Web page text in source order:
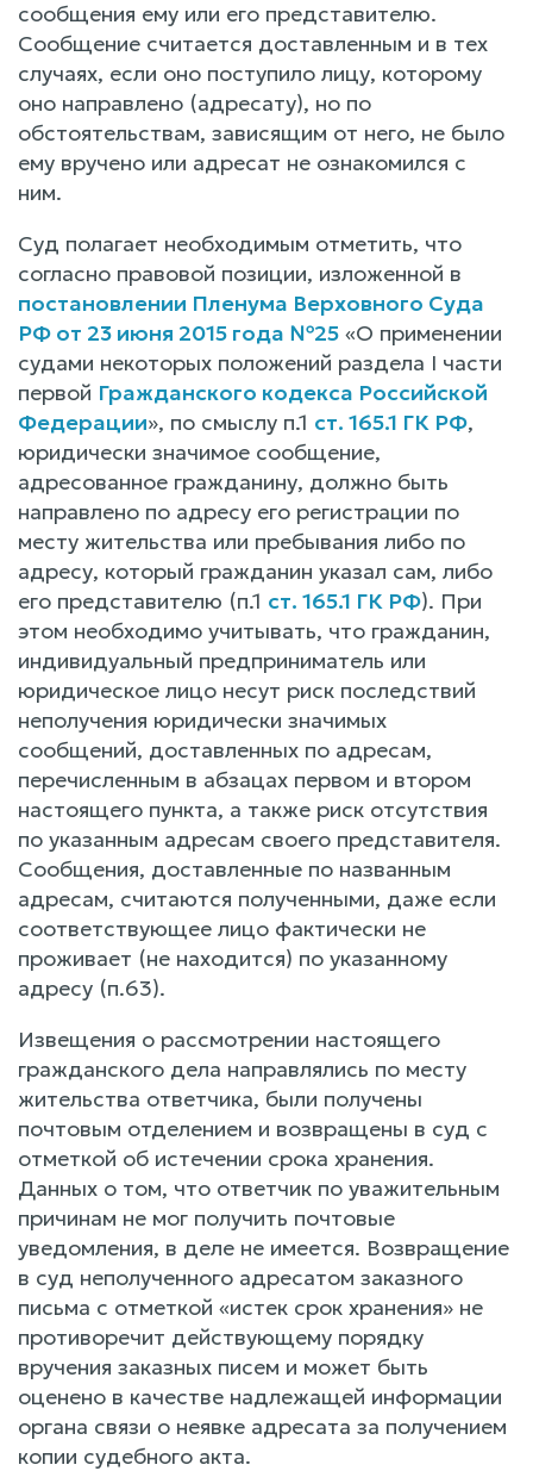
сообщения ему или его представителю.
Сообщение считается доставленным и в тех
случаях, если оно поступило лицу, которому
оно направлено (адресату), но по
обстоятельствам, зависящим от него, не было
ему вручено или адресат не ознакомился с
ним.
Суд полагает необходимым отметить, что
согласно правовой позиции, изложенной в
постановлении Пленума Верховного Суда
РФ от 23 июня 2015 года №25 «О применении
судами некоторых положений раздела I части
первой Гражданского кодекса Российской
Федерации», по смыслу п.1 ст. 165.1 ГК РФ,
юридически значимое сообщение,
адресованное гражданину, должно быть
направлено по адресу его регистрации по
месту жительства или пребывания либо по
адресу, который гражданин указал сам, либо
его представителю (п.1 ст. 165.1 ГК РФ). При
этом необходимо учитывать, что гражданин,
индивидуальный предприниматель или
юридическое лицо несут риск последствий
неполучения юридически значимых
сообщений, доставленных по адресам,
перечисленным в абзацах первом и втором
настоящего пункта, а также риск отсутствия
по указанным адресам своего представителя.
Сообщения, доставленные по названным
адресам, считаются полученными, даже если
соответствующее лицо фактически не
проживает (не находится) по указанному
адресу (п.63).
Извещения о рассмотрении настоящего
гражданского дела направлялись по месту
жительства ответчика, были получены
почтовым отделением и возвращены в суд с
отметкой об истечении срока хранения.
Данных о том, что ответчик по уважительным
причинам не мог получить почтовые
уведомления, в деле не имеется. Возвращение
в суд неполученного адресатом заказного
письма с отметкой «истек срок хранения» не
противоречит действующему порядку
вручения заказных писем и может быть
оценено в качестве надлежащей информации
органа связи о неявке адресата за получением
копии судебного акта.